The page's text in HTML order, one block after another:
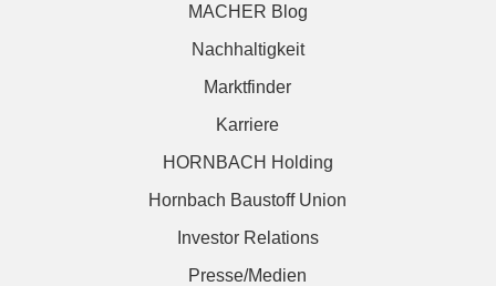
MACHER Blog
Nachhaltigkeit
Marktfinder
Karriere
HORNBACH Holding
Hornbach Baustoff Union
Investor Relations
Presse/Medien